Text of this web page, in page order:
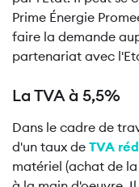
Prime Énergie
faire la demande
partenariat avec
La TVA à 5,5%
Dans le cadre de
d'un taux de TVA
matériel (achat de